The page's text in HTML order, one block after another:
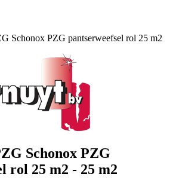
Schonox PZG pantserweefsel rol 25 m2
Schonox PZG
rol 25 m2 - 25 m2